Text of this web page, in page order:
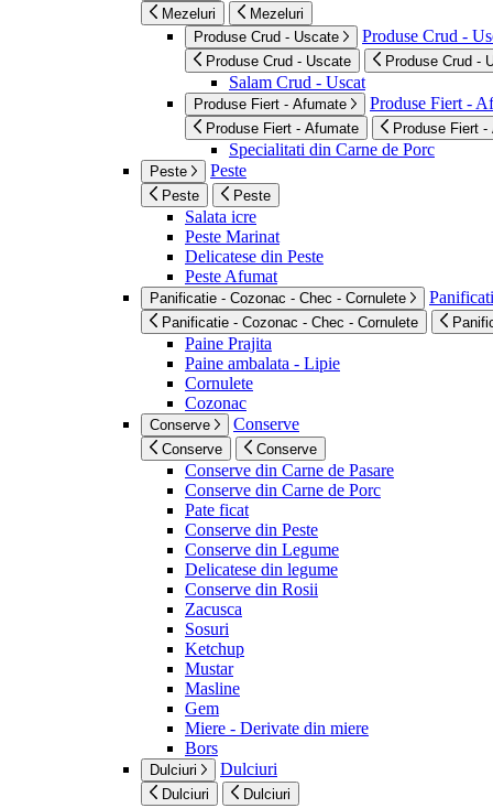
Mezeluri
Mezeluri
Produse Crud - Uscate
Produse Crud -
Produse Crud - Uscate Produse Crud -
Salam Crud - Uscat
Produse Fiert - Afumate Produse Fiert -
Produse Fiert - Afumate Produse Fiert -
Specialitati din Carne de Porc
Peste Peste
Peste Peste
Salata icre
Peste Marinat
Delicatese din Peste
Peste Afumat
Panificatie - Cozonac - Chec - Cornulete
Panificatie - Cozonac - Chec - Cornulete
Paine Prajita
Paine ambalata - Lipie
Cornulete
Cozonac
Conserve Conserve
Conserve Conserve
Conserve din Carne de Pasare
Conserve din Carne de Porc
Pate ficat
Conserve din Peste
Conserve din Legume
Delicatese din legume
Conserve din Rosii
Zacusca
Sosuri
Ketchup
Mustar
Masline
Gem
Miere - Derivate din miere
Bors
Dulciuri Dulciuri
Dulciuri Dulciuri